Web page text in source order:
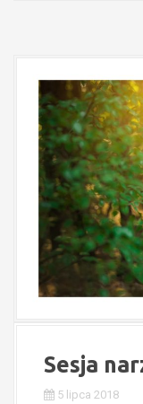
Sesja
5 lipca 2018